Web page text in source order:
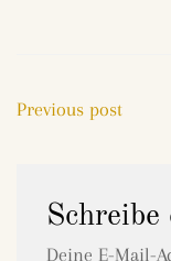
Previous post
Deine E-Mail-